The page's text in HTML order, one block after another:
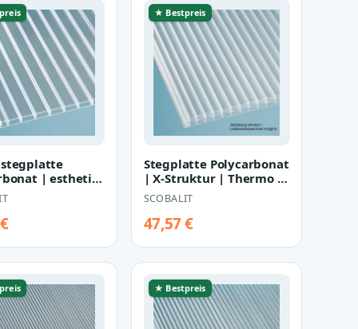
| esthetics
| Breite 980
★ Bestpreis
Stegplatte Polycarbonat
| X-Struktur | Thermo |
25 mm | Breite 980
mm…
SCOBALIT
47,57 €
★ Bestpreis